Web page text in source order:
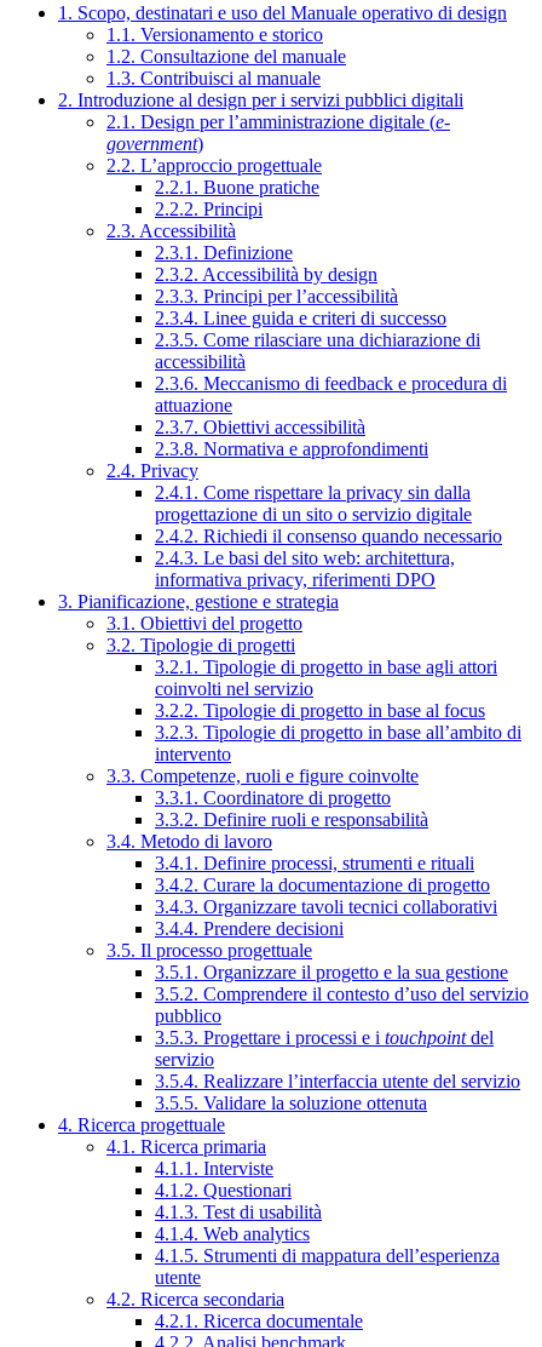
1. Scopo, destinatari e uso del Manuale operativo di design
1.1. Versionamento e storico
1.2. Consultazione del manuale
1.3. Contribuisci al manuale
2. Introduzione al design per i servizi pubblici digitali
2.1. Design per l’amministrazione digitale (e-
government)
2.2. L’approccio progettuale
2.2.1. Buone pratiche
2.2.2. Principi
2.3. Accessibilità
2.3.1. Definizione
2.3.2. Accessibilità by design
2.3.3. Principi per l’accessibilità
2.3.4. Linee guida e criteri di successo
2.3.5. Come rilasciare una dichiarazione di
accessibilità
2.3.6. Meccanismo di feedback e procedura di
attuazione
2.3.7. Obiettivi accessibilità
2.3.8. Normativa e approfondimenti
2.4. Privacy
2.4.1. Come rispettare la privacy sin dalla
progettazione di un sito o servizio digitale
2.4.2. Richiedi il consenso quando necessario
2.4.3. Le basi del sito web: architettura,
informativa privacy, riferimenti DPO
3. Pianificazione, gestione e strategia
3.1. Obiettivi del progetto
3.2. Tipologie di progetti
3.2.1. Tipologie di progetto in base agli attori
coinvolti nel servizio
3.2.2. Tipologie di progetto in base al focus
3.2.3. Tipologie di progetto in base all’ambito di
intervento
3.3. Competenze, ruoli e figure coinvolte
3.3.1. Coordinatore di progetto
3.3.2. Definire ruoli e responsabilità
3.4. Metodo di lavoro
3.4.1. Definire processi, strumenti e rituali
3.4.2. Curare la documentazione di progetto
3.4.3. Organizzare tavoli tecnici collaborativi
3.4.4. Prendere decisioni
3.5. Il processo progettuale
3.5.1. Organizzare il progetto e la sua gestione
3.5.2. Comprendere il contesto d’uso del servizio
pubblico
3.5.3. Progettare i processi e i touchpointdel
servizio
3.5.4. Realizzare l’interfaccia utente del servizio
3.5.5. Validare la soluzione ottenuta
4. Ricerca progettuale
4.1. Ricerca primaria
4.1.1. Interviste
4.1.2. Questionari
4.1.3. Test di usabilità
4.1.4. Web analytics
4.1.5. Strumenti di mappatura dell’esperienza
utente
4.2. Ricerca secondaria
4.2.1. Ricerca documentale
4.2.2. Analisi benchmark